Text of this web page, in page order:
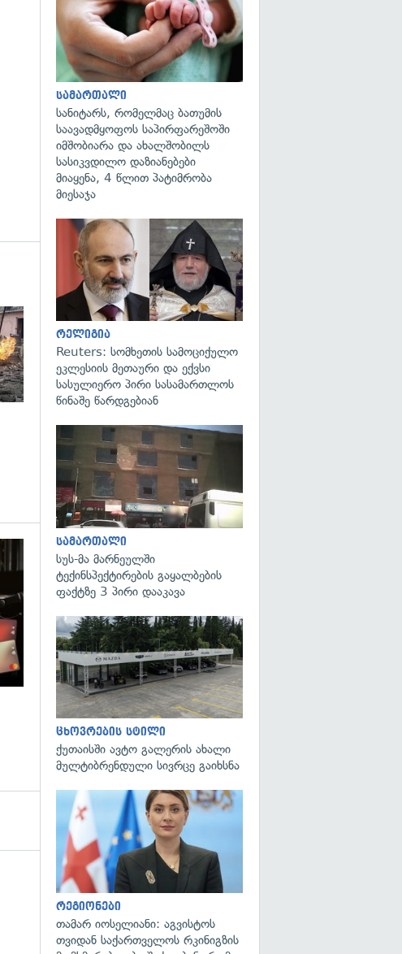
გადახედვა
სამართალი
სანიტარს, რომელმაც ბათუმის
საავადმყოფოს საპირფარეშოში
იმშობიარა და ახალშობილს
სასიკვდილო დაზიანებები
მიაყენა, 4 წლით პატიმრობა
მიესაჯა
რელიგია
Reuters: სომხეთის სამოციქულო
ეკლესიის მეთაური და ექვსი
სასულიერო პირი სასამართლოს
წინაშე წარდგებიან
სამართალი
სუს-მა მარნეულში
ტექინსპექტირების გაყალბების
ფაქტზე 3 პირი დააკავა
ცხოვრების სტილი
ქუთაისში ავტო გალერის ახალი
მულტიბრენდული სივრცე გაიხსნა
რეგიონები
თამარ იოსელიანი: აგვისტოს
თვიდან საქართველოს რკინიგზის